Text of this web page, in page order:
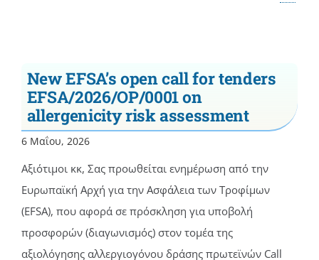
New EFSA’s open call for tenders
EFSA/2026/OP/0001 on
allergenicity risk assessment
6 Μαΐου, 2026
Αξιότιμοι κκ, Σας προωθείται ενημέρωση από την
Ευρωπαϊκή Αρχή για την Ασφάλεια των Τροφίμων
(EFSA), που αφορά σε πρόσκληση για υποβολή
προσφορών (διαγωνισμός) στον τομέα της
αξιολόγησης αλλεργιογόνου δράσης πρωτεϊνών Call